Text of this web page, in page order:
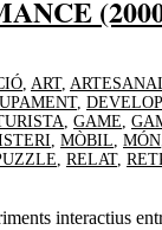
, ART,
,
, GAME,
, MÒBIL, MÓN
, RELAT,
interactius